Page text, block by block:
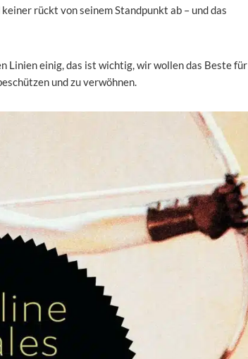
rückt von seinem Standpunkt ab – und das
Linien einig, das ist wichtig, wir wollen das Beste für
und zu verwöhnen.